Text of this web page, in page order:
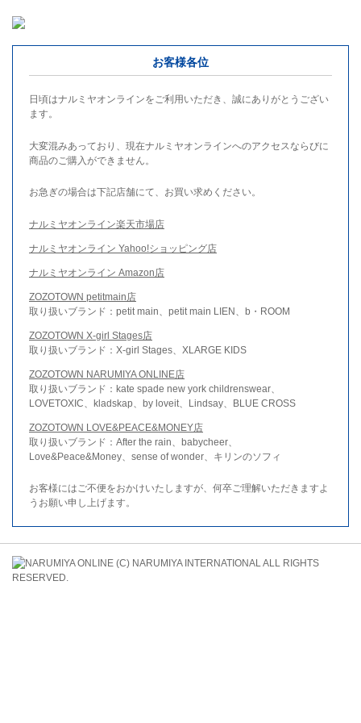
お客様各位
日頃はナルミヤオンラインをご利用いただき、誠にありがとうござい
ます。
大変混みあっており、現在ナルミヤオンラインへのアクセスならびに
商品のご購入ができません。
お急ぎの場合は下記店舗にて、お買い求めください。
ナルミヤオンライン楽天市場店
ナルミヤオンライン Yahoo!ショッピング店
ナルミヤオンライン Amazon店
ZOZOTOWN petitmain店
取り扱いブランド：petit main、petit main LIEN、b・ROOM
ZOZOTOWN X-girl Stages店
取り扱いブランド：X-girl Stages、XLARGE KIDS
ZOZOTOWN NARUMIYA ONLINE店
取り扱いブランド：kate spade new york childrenswear、
LOVETOXIC、kladskap、by loveit、Lindsay、BLUE CROSS
ZOZOTOWN LOVE&PEACE&MONEY店
取り扱いブランド：After the rain、babycheer、
Love&Peace&Money、sense of wonder、キリンのソフィ
お客様にはご不便をおかけいたしますが、何卒ご理解いただきますよ
うお願い申し上げます。